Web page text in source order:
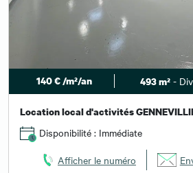
140 € /m²/an 493 m² -
Location local d'activités
Disponibilité : Immédiate
Afficher le numéro